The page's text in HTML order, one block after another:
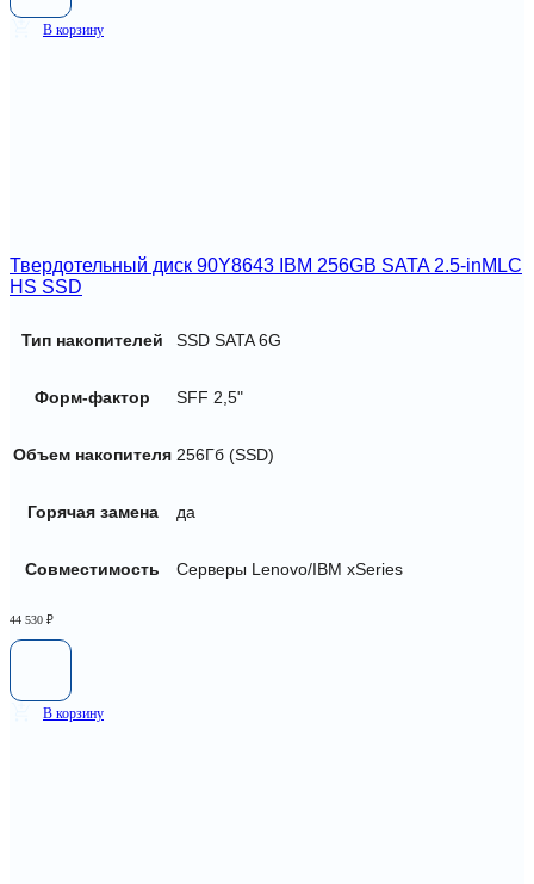
В корзину
Твердотельный диск 90Y8643 IBM 256GB SATA 2.5-inMLC
HS SSD
Тип накопителей SSD SATA 6G
Форм-фактор SFF 2,5"
Объем накопителя 256Гб (SSD)
Горячая замена да
Совместимость Серверы Lenovo/IBM xSeries
44 530 ₽
В корзину